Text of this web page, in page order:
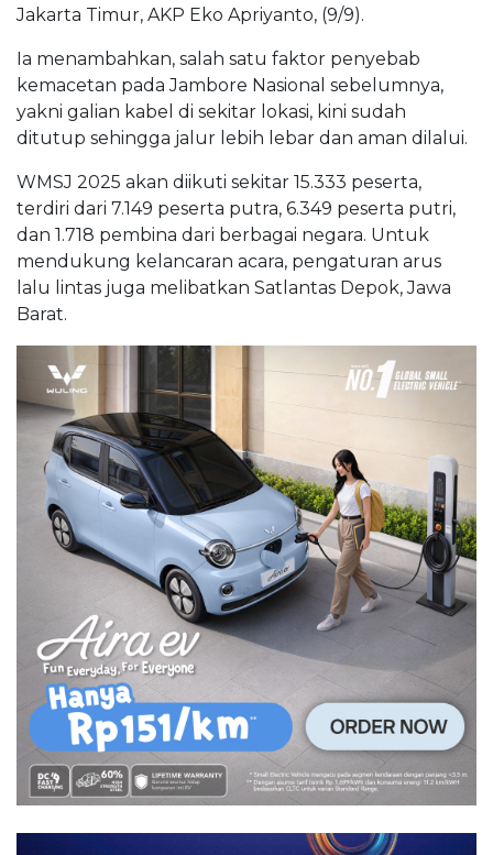
Jakarta Timur, AKP Eko Apriyanto, (9/9).
Ia menambahkan, salah satu faktor penyebab
kemacetan pada Jambore Nasional sebelumnya,
yakni galian kabel di sekitar lokasi, kini sudah
ditutup sehingga jalur lebih lebar dan aman dilalui.
WMSJ 2025 akan diikuti sekitar 15.333 peserta,
terdiri dari 7.149 peserta putra, 6.349 peserta putri,
dan 1.718 pembina dari berbagai negara. Untuk
mendukung kelancaran acara, pengaturan arus
lalu lintas juga melibatkan Satlantas Depok, Jawa
Barat.